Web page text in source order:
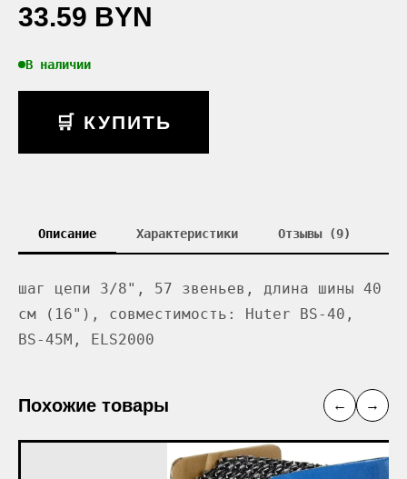
33.59 BYN
В наличии
🛒 КУПИТЬ
Описание Характеристики Отзывы (9)
шаг цепи 3/8", 57 звеньев, длина шины 40
см (16"), совместимость: Huter BS-40,
BS-45M, ELS2000
Похожие товары ← →